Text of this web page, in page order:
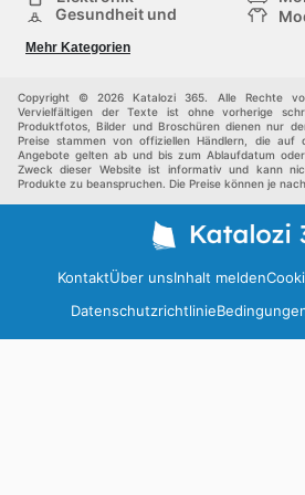
Gesundheit und
Sportartikel und
Sportbekleidung
Einkaufzentren
Mehr Kategorien
Copyright © 2026 Katalozi 365. Alle Rechte
Vervielfältigen der Texte ist ohne vorherige
Produktfotos, Bilder und Broschüren dienen nur
Preise stammen von offiziellen Händlern, die auf
Angebote gelten ab und bis zum Ablaufdatum
Zweck dieser Website ist informativ und kann
Produkte zu beanspruchen. Die Preise können je
KontaktÜber unsInhalt melden
Datenschutzrichtlinie